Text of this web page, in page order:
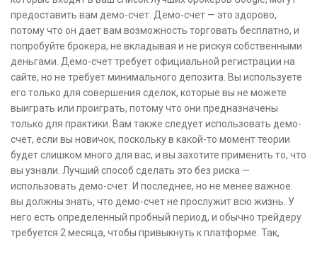
предоставить вам демо-счет. Демо-счет — это здорово,
потому что он дает вам возможность торговать бесплатно, и
попробуйте брокера, не вкладывая и не рискуя собственными
деньгами. Демо-счет требует официальной регистрации на
сайте, но не требует минимального депозита. Вы используете
его только для совершения сделок, которые вы не можете
выиграть или проиграть, потому что они предназначены
только для практики. Вам также следует использовать демо-
счет, если вы новичок, поскольку в какой-то момент теории
будет слишком много для вас, и вы захотите применить то, что
вы узнали. Лучший способ сделать это без риска —
использовать демо-счет. И последнее, но не менее важное:
вы должны знать, что демо-счет не прослужит всю жизнь. У
него есть определенный пробный период, и обычно трейдеру
требуется 2 месяца, чтобы привыкнуть к платформе. Так,